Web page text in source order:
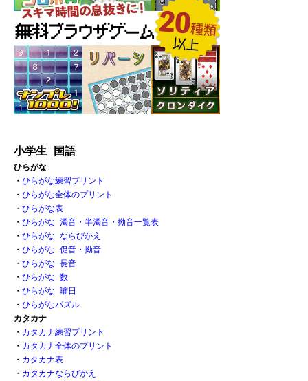
小学生 国語
ひらがな
・ ひらがな練習プリント
・ ひらがな全体のプリント
・ ひらがな表
・ ひらがな 濁音・半濁音・拗音一覧表
・ ひらがな ならびかえ
・ ひらがな 促音・拗音
・ ひらがな 長音
・ ひらがな 数
・ ひらがな 曜日
・ ひらがなパズル
カタカナ
・ カタカナ練習プリント
・ カタカナ全体のプリント
・ カタカナ表
・ カタカナならびかえ